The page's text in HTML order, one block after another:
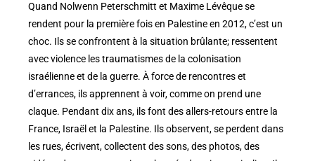
Quand Nolwenn Peterschmitt et Maxime Lévêque se
rendent pour la première fois en Palestine en 2012, c’est un
choc. Ils se confrontent à la situation brûlante; ressentent
avec violence les traumatismes de la colonisation
israélienne et de la guerre. À force de rencontres et
d’errances, ils apprennent à voir, comme on prend une
claque. Pendant dix ans, ils font des allers-retours entre la
France, Israël et la Palestine. Ils observent, se perdent dans
les rues, écrivent, collectent des sons, des photos, des